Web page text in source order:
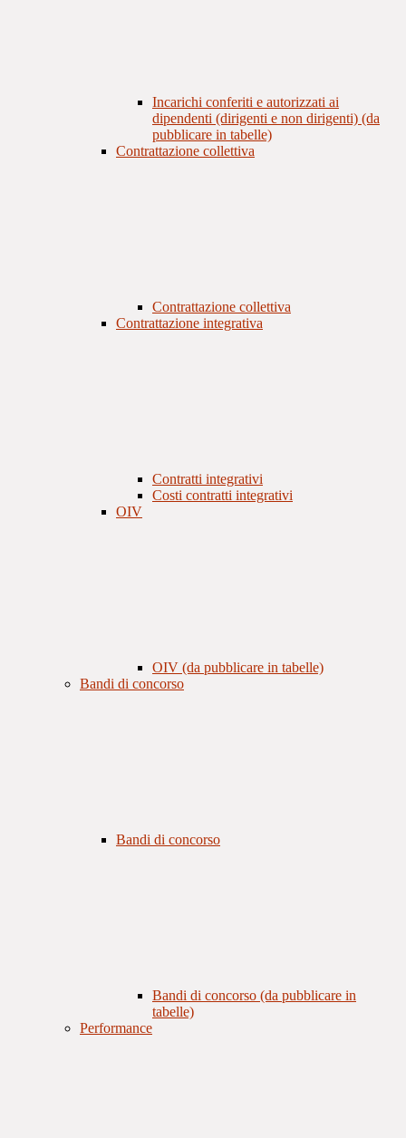
Incarichi conferiti e autorizzati ai
dipendenti (dirigenti e non dirigenti) (da
pubblicare in tabelle)
Contrattazione collettiva
Contrattazione collettiva
Contrattazione integrativa
Contratti integrativi
Costi contratti integrativi
OIV
OIV (da pubblicare in tabelle)
Bandi di concorso
Bandi di concorso
Bandi di concorso (da pubblicare in
tabelle)
Performance